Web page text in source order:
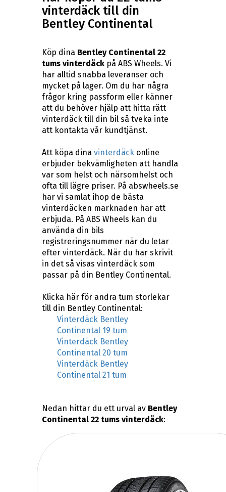
vinterdäck till din
Bentley Continental
Köp dina Bentley Continental 22
tums vinterdäck på ABS Wheels. Vi
har alltid snabba leveranser och
mycket på lager. Om du har några
frågor kring passform eller känner
att du behöver hjälp att hitta rätt
vinterdäck till din bil så tveka inte
att kontakta vår kundtjänst.
Att köpa dinavinterdäck online
erbjuder bekvämligheten att handla
var som helst och närsomhelst och
ofta till lägre priser. På abswheels.se
har vi samlat ihop de bästa
vinterdäcken marknaden har att
erbjuda. På ABS Wheels kan du
använda din bils
registreringsnummer när du letar
efter vinterdäck. När du har skrivit
in det så visas vinterdäck som
passar på din Bentley Continental.
Klicka här för andra tum storlekar
till din Bentley Continental:
Vinterdäck Bentley
Continental 19 tum
Vinterdäck Bentley
Continental 20 tum
Vinterdäck Bentley
Continental 21 tum
Nedan hittar du ett urval av Bentley
Continental 22 tums vinterdäck: